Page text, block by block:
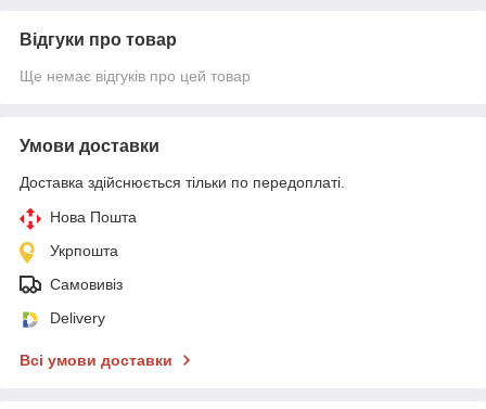
Відгуки про товар
Ще немає відгуків про цей товар
Умови доставки
Доставка здійснюється тільки по передоплаті.
Нова Пошта
Укрпошта
Самовивіз
Delivery
Всі умови доставки